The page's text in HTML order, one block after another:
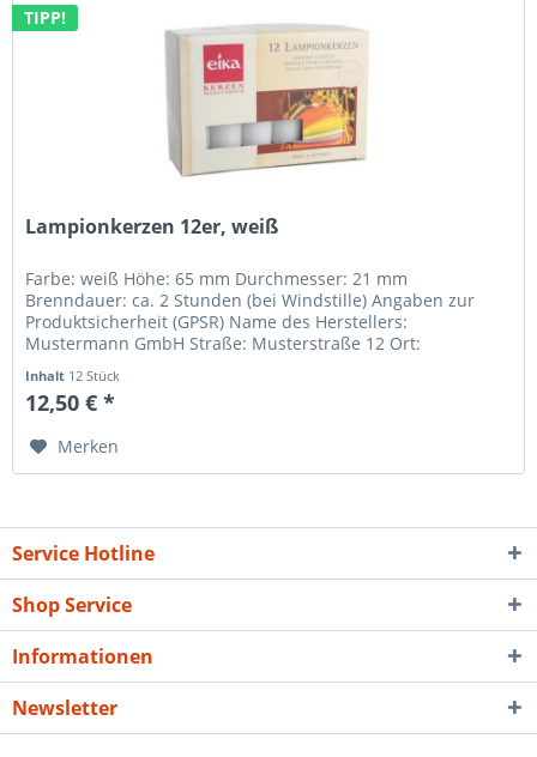
TIPP!
Lampionkerzen 12er, weiß
Farbe: weiß Höhe: 65 mm Durchmesser: 21 mm
Brenndauer: ca. 2 Stunden (bei Windstille) Angaben zur
Produktsicherheit (GPSR) Name des Herstellers:
Mustermann GmbH Straße: Musterstraße 12 Ort:
Inhalt 12 Stück
12,50 € *
Merken
Service Hotline
Shop Service
Informationen
Newsletter